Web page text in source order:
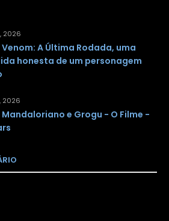
2026
A Última Rodada, uma
honesta de um personagem
2026
e Grogu - O Filme -